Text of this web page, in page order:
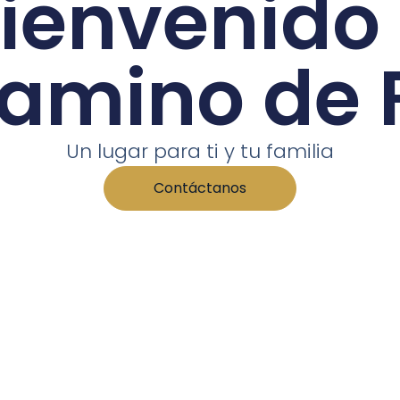
de
Un lugar para ti y tu familia
Contáctanos